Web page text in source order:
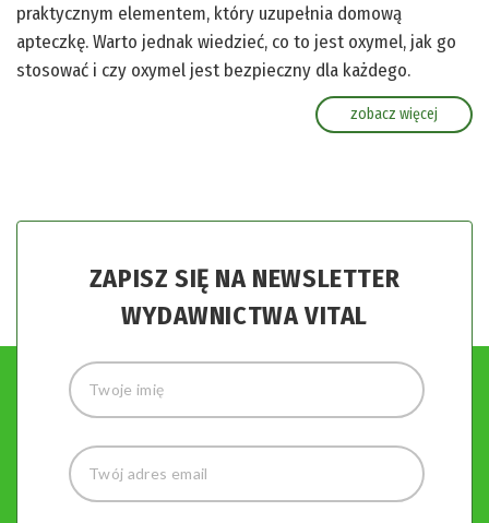
praktycznym elementem, który uzupełnia domową
apteczkę. Warto jednak wiedzieć, co to jest oxymel, jak go
stosować i czy oxymel jest bezpieczny dla każdego.
zobacz więcej
ZAPISZ SIĘ NA NEWSLETTER
WYDAWNICTWA VITAL